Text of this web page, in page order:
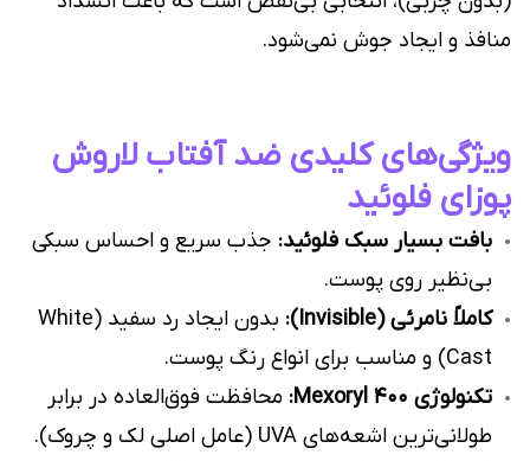
منافذ و ایجاد جوش نمی‌شود.
ویژگی‌های کلیدی ضد آفتاب لاروش
پوزای فلوئید
بافت بسیار سبک فلوئید: جذب سریع و احساس سبکی
بی‌نظیر روی پوست.
کاملاً نامرئی (Invisible):
بدون ایجاد رد سفید (White
Cast) و مناسب برای انواع رنگ پوست.
تکنولوژی Mexoryl 400:
محافظت فوق‌العاده در برابر
طولانی‌ترین اشعه‌های UVA (عامل اصلی لک و چروک).